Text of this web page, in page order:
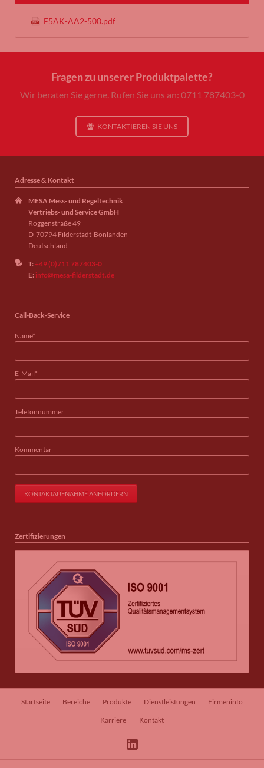
E5AK-AA2-500.pdf
Fragen zu unserer Produktpalette?
Wir beraten Sie gerne. Rufen Sie uns an: 0711 787403-0
KONTAKTIEREN SIE UNS
Adresse & Kontakt
MESA Mess- und Regeltechnik
Vertriebs- und Service GmbH
Roggenstraße 49
D-70794 Filderstadt-Bonlanden
Deutschland
T:+49 (0)711 787403-0
E: info@mesa-filderstadt.de
Call-Back-Service
Pflichtfeld
Name*
Pflichtfeld
E-Mail*
Telefonnummer
Kommentar
KONTAKTAUFNAHME ANFORDERN
Zertifizierungen
Navigation
Startseite Bereiche Produkte Dienstleistungen Firmeninfo
Karriere Kontakt